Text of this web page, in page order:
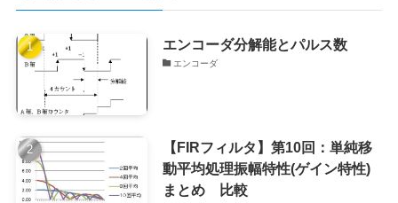
エンコーダ分解能とパルス数
エンコーダ
【FIRフィルタ】第10回：単純移
動平均処理振幅特性(ゲイン特性)
まとめ 比較